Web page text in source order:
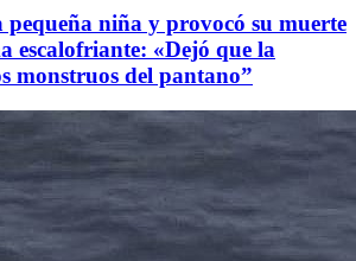
pequeña niña y provocó su muerte
escalofriante: «Dejó que la
monstruos del pantano”